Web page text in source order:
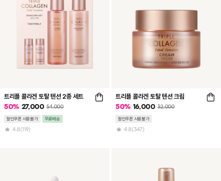
트리플 콜라겐 토탈 텐션 2종 세트
50% 27,000 54,000
할인쿠폰 사용불가 무료배송
4.8 (119)
트리플 콜라겐 토탈 텐션 크림
50% 16,000 32,000
할인쿠폰 사용불가
4.8 (347)